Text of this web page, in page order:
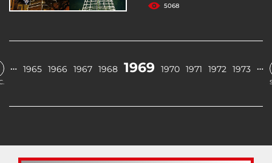
5068
… 1965 1966 1967 1968 1969 1970 1971 1972 1973 …